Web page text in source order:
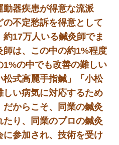
器疾患が得意な流派
不定愁訴を得意として
17万人いる鍼灸師でま
師は、この中の約1%程度
の中でも改善の難しい
式高麗手指鍼」「小松
い病気に対応するため
からこそ、同業の鍼灸
り、同業のプロの鍼灸
参加され、技術を受け